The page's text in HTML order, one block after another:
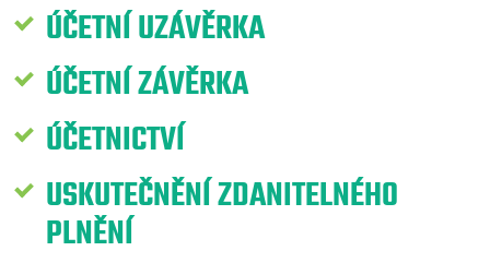
ÚČETNÍ UZÁVĚRKA
ÚČETNÍ ZÁVĚRKA
ÚČETNICTVÍ
USKUTEČNĚNÍ ZDANITELNÉHO
PLNĚNÍ